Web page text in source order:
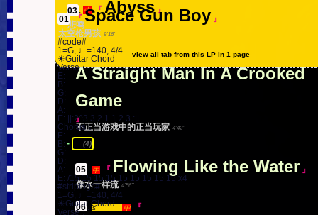
我们是动物
3'07''
05.EN Opium
罂粟
06. 『Money Is Everything
n Vinyl|黑胶版本未收录)
Side-B
07.EN 『Kill Rock Stars
杀死摇滚明星
08. s 中 『
Sound Of Life Towards
生之响往 5'58''
Requiem For A Train Of Life
火车驶向云外，梦安魂于九霄
view all tab from this LP in 1 page
01.s 中 『
Longing For The Coming War
m Spring
view all tab from this LP in 1 page
01. s 中 『We Are Animals
我们是动物
view all tab from this LP in 1 page
- 1 Songs ≡
01.s Meng Ba La Na Xi
勐巴拉娜西
view all tab from this LP in 1 page
』
光阴·流年·夏恋
04.s 中 『
Sky Roar, When We Light Up
The Stars
』
星夜祈盼
- B (4)
05.s
在心间
4'50''
06.中 EN 『Bat
蝙蝠 3'19''
03 中 『
It's Lucky We Still Got Music
』
幸好我们还有音乐
04.EN 『
A Straight Man In A Crooked
Game
』
不正当游戏中的正当玩家 4'42''
- (4)
05 . 中 『 Flowing Like the Water 』
像水一样流 4'56''
06. s 中 『
view all tab from this LP in 1 page
view all tab from this LP in 1 page
03 . 中 『Abyss 』
悲鸣
view all tab from this LP in 1 page
01.『 Space Gun Boy 』
太空枪男孩 9'16''
#code#
1=G, ♩=140, 4/4
☀Guitar Chord
Verse：
E:
B:
G:
D:
A:
E: ||:2^3 3 2 1 1 2 3 :||
Chorus：
E:
B:
G:
D:
A:
E: /15 15 15 15 15 15 15 15 15 x4
#striptags#
1=G, ♩=140, 4/4
☀Guitar Chord
Verse：